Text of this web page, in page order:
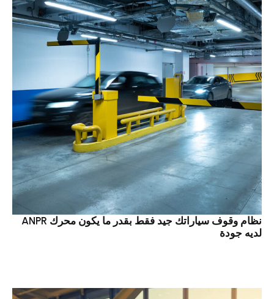
نظام وقوف سياراتك جيد فقط بقدر ما يكون محرك ANPR
لديه جودة